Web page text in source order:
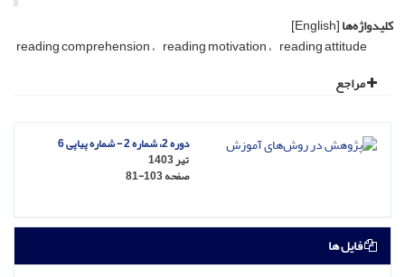
کلیدواژه‌ها[English]
reading comprehension reading motivation reading attitude
مراجع
دوره 2، شماره 2 - شماره پیاپی 6
تیر 1403
صفحه81-103
فایل ها